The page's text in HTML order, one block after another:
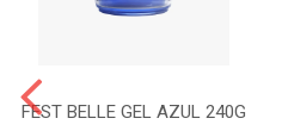
FEST BELLE GEL AZUL 240G